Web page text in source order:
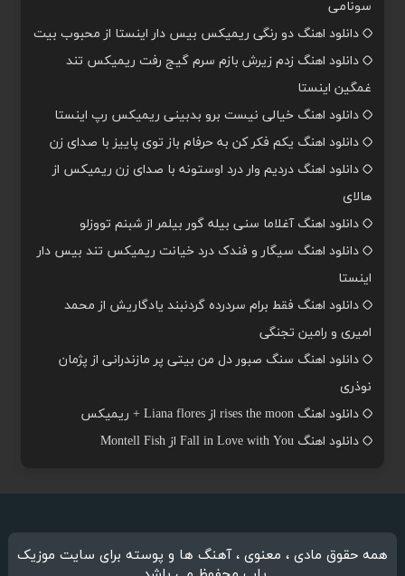
سونامی
دانلود اهنگ دو رنگی ریمیکس بیس دار اینستا از محبوب بیت
دانلود اهنگ زدم زیرش بازم سرم گیج رفت ریمیکس تند
غمگین اینستا
دانلود اهنگ خیالی نیست برو بدبینی ریمیکس رپ اینستا
دانلود اهنگ یکم فکر کن به حرفام باز توی پاییز با صدای زن
دانلود اهنگ دردیم وار درد اوستونه با صدای زن ریمیکس از
هالای
دانلود اهنگ آغلاما سنی بیله گور بیلمر از شبنم تووزلو
دانلود اهنگ سیگار و فندک درد خیانت ریمیکس تند بیس دار
اینستا
دانلود اهنگ فقط برام سردرده گردنبند یادگاریش از محمد
امیری و رامین تجنگی
دانلود اهنگ سنگ صبور دل من بیتی پر مازندرانی از پژمان
نوذری
دانلود اهنگ rises the moon از Liana flores + ریمیکس
دانلود اهنگ Fall in Love with You از Montell Fish
همه حقوق مادی ، معنوی ، آهنگ ها و پوسته برای سایت موزیک